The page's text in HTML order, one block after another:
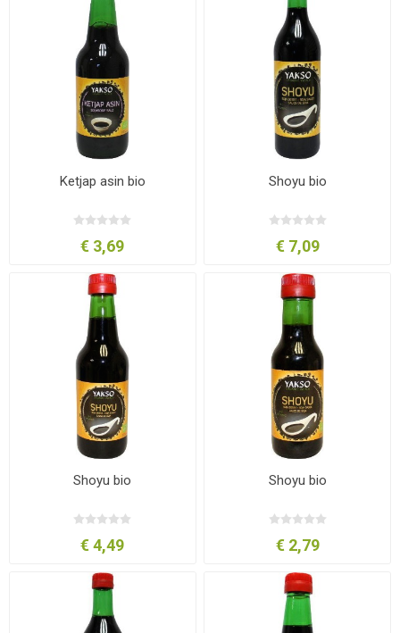
Ketjap asin bio
€ 3,69
Shoyu bio
€ 7,09
Shoyu bio
€ 4,49
Shoyu bio
€ 2,79